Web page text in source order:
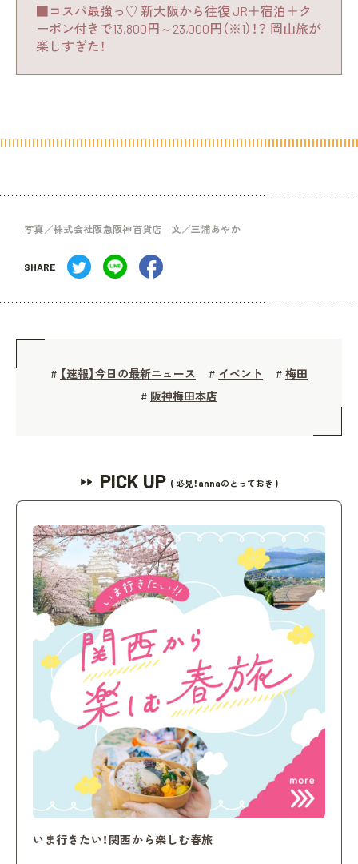
■コスパ最強っ♡ 新大阪から往復 JR＋宿泊＋ク
ーポン付きで13,800円～23,000円（※1）！？ 岡山旅が
楽しすぎた！
写真／株式会社阪急阪神百貨店 文／三浦あやか
SHARE
# 【速報】今日の最新ニュース # イベント # 梅田
# 阪神梅田本店
PICK UP ( 必見！annaのとっておき )
いま行きたい！関西から楽しむ春旅